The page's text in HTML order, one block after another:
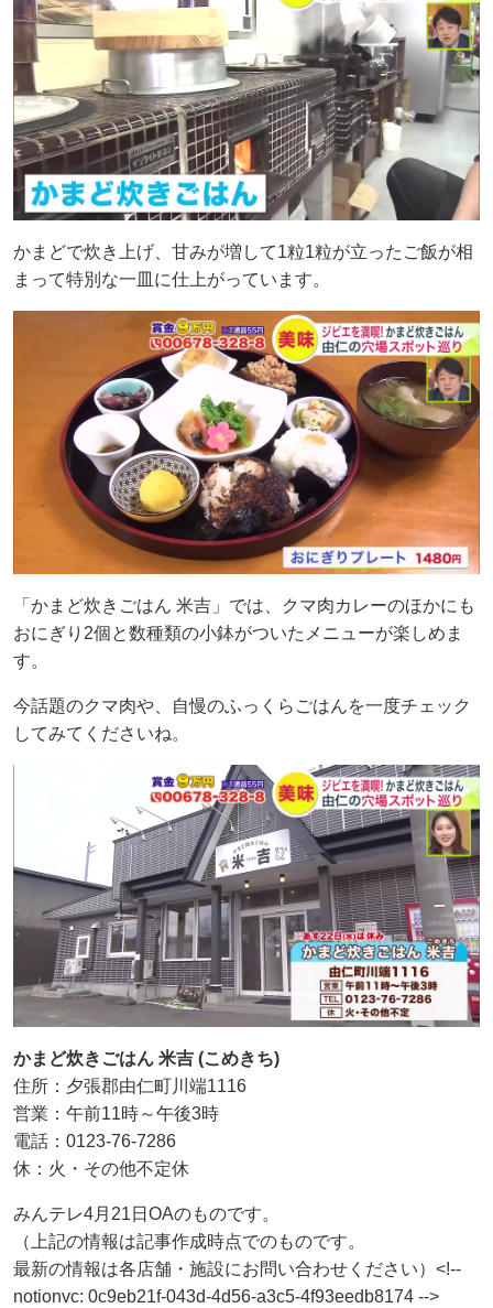
かまどで炊き上げ、甘みが増して1粒1粒が立ったご飯が相
まって特別な一皿に仕上がっています。
「かまど炊きごはん 米吉」では、クマ肉カレーのほかにも
おにぎり2個と数種類の小鉢がついたメニューが楽しめま
す。
今話題のクマ肉や、自慢のふっくらごはんを一度チェック
してみてくださいね。
かまど炊きごはん 米吉 (こめきち)
住所：夕張郡由仁町川端1116
営業：午前11時～午後3時
電話：0123-76-7286
休：火・その他不定休
みんテレ4月21日OAのものです。
（上記の情報は記事作成時点でのものです。
最新の情報は各店舗・施設にお問い合わせください）<!--
notionvc: 0c9eb21f-043d-4d56-a3c5-4f93eedb8174 -->